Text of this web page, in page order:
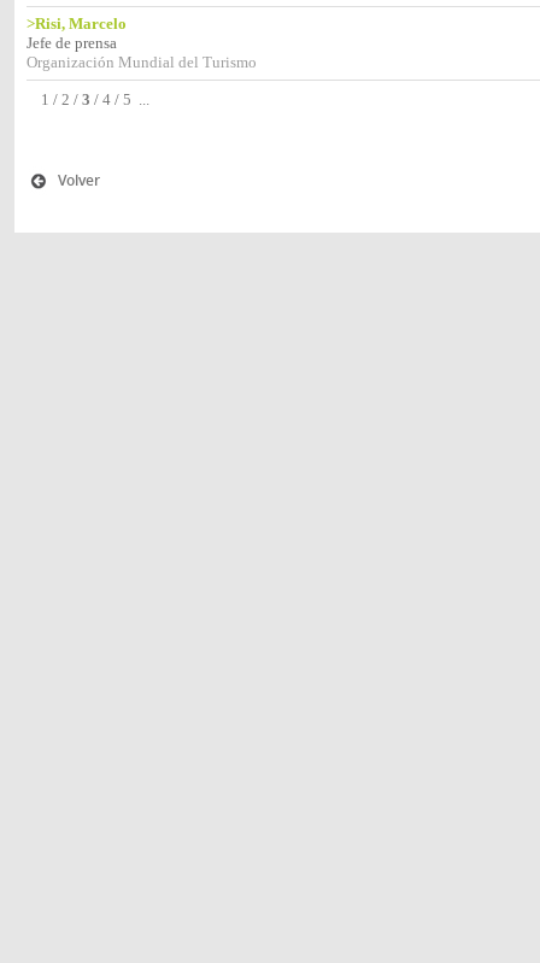
>Risi, Marcelo
Jefe de prensa
Organización Mundial del Turismo
1 / 2 / 3 / 4 / 5 ...
Volver